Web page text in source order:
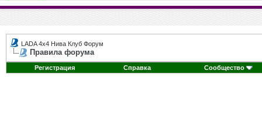
LADA 4x4 Нива Клуб Форум
Правила форума
Регистрация Справка Сообщество